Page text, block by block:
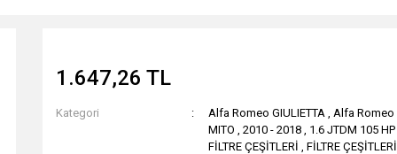
1.647,26 TL
Kategori Alfa Romeo GIULIETTA , Alfa Romeo
MITO , 2010 - 2018 , 1.6 JTDM 105 HP
FİLTRE ÇEŞİTLERİ , FİLTRE ÇEŞİTLERİ